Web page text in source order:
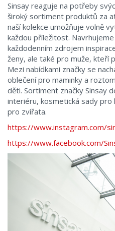
Sinsay reaguje na potřeby
široký sortiment produktů za
naší kolekce umožňuje volně
každou příležitost.
každodenním zdrojem
ženy, ale také pro muže, kteří
Mezi nabídkami značky se
oblečení pro maminky a
děti. Sortiment značky Sinsay
interiéru, kosmetická sady pro
pro zvířata.
https://www.instagram.com/
https://www.facebook.com/